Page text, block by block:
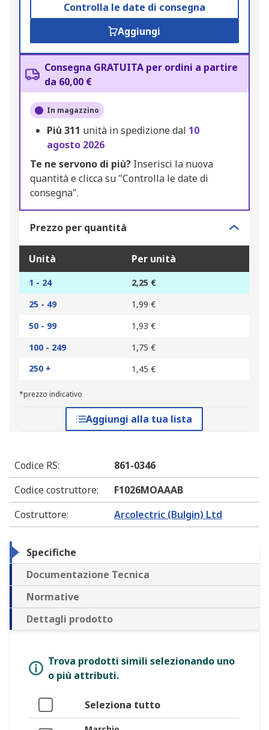
Controlla le date di consegna
Aggiungi
Consegna GRATUITA per ordini a partire
da 60,00 €
In magazzino
Più 311 unità in spedizione dal 10
agosto 2026
Te ne servono di più? Inserisci la nuova
quantità e clicca su "Controlla le date di
consegna".
Prezzo per quantità
Unità Per unità
1 - 24
2,25 €
25 - 49
1,99 €
50 - 99
1,93 €
100 - 249
1,75 €
250 +
1,45 €
*prezzo indicativo
Aggiungi alla tua lista
Codice RS:
861-0346
Codice costruttore:
F1026MOAAAB
Costruttore: Arcolectric (Bulgin) Ltd
Specifiche
Documentazione Tecnica
Normative
Dettagli prodotto
Trova prodotti simili selezionando uno
o più attributi.
Seleziona tutto